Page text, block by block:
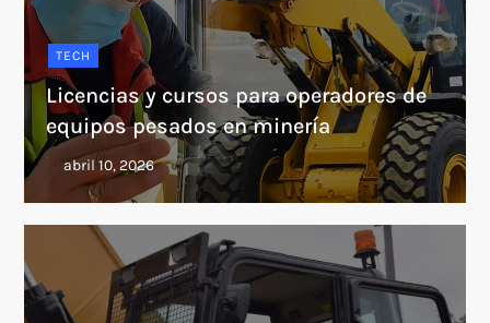
TECH
Licencias y cursos para operadores de
equipos pesados en minería